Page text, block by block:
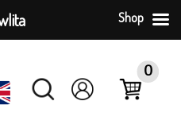
0
Shop